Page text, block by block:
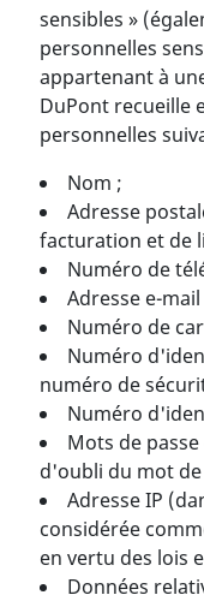
sensibles »
personnelles
appartenant à
DuPont recueille
personnelles
Nom ;
Adresse
facturation et de
Numéro de
Adresse e-mail
Numéro de
Numéro
numéro de
Numéro
Mots de
d'oubli du mot de
Adresse IP
considérée
en vertu des lois
Données